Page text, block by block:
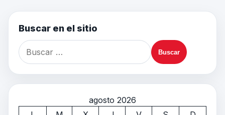
Buscar en el sitio
agosto 2026